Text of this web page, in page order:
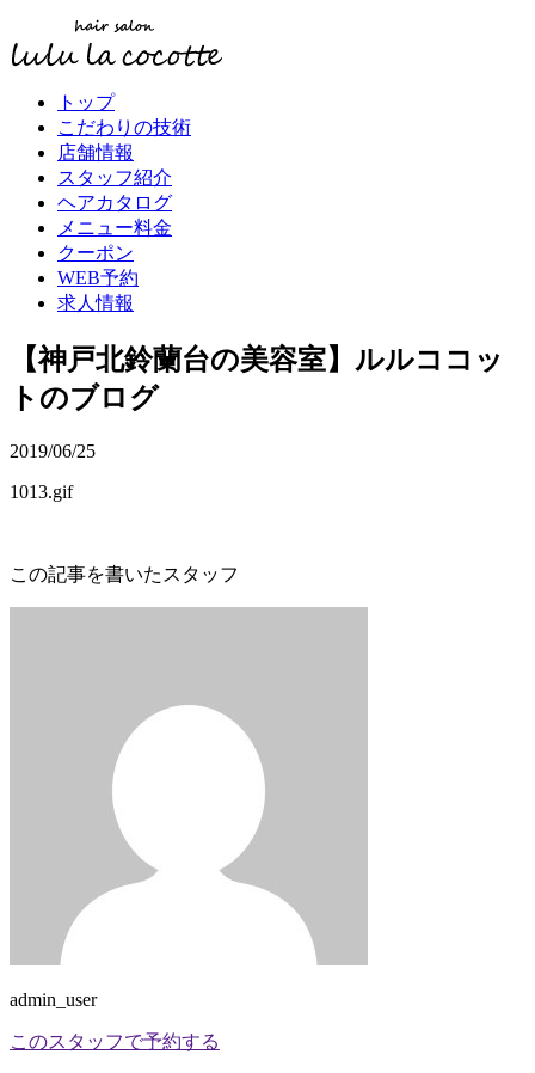
トップ
こだわりの技術
店舗情報
スタッフ紹介
ヘアカタログ
メニュー料金
クーポン
WEB予約
求人情報
【神戸北鈴蘭台の美容室】ルルココッ
トのブログ
2019/06/25
1013.gif
この記事を書いたスタッフ
admin_user
このスタッフで予約する